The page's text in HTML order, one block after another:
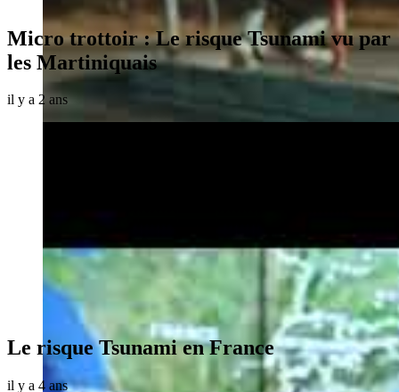
Micro trottoir : Le risque Tsunami vu par
les Martiniquais
il y a 2 ans
Le risque Tsunami en France
il y a 4 ans